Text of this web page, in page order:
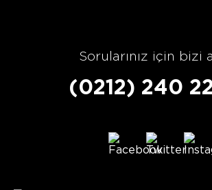
Sorularınız için bizi
(0212) 240